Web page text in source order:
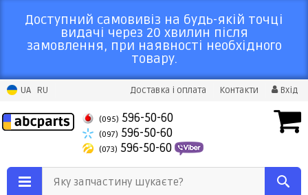
Доступний самовивіз на будь-якій точці
видачі через 20 хвилин після
замовлення, при наявності необхідного
товару.
UA RU Доставка і оплата Контакти Вхід
(095) 596-50-60
(097) 596-50-60
(073) 596-50-60
Яку запчастину шукаєте?